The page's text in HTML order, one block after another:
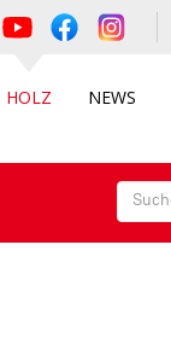
HOLZ NEWS